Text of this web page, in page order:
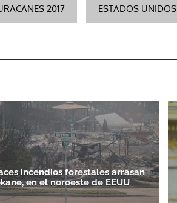
2017 ESTADOS UNIDOS
incendios forestales arrasan
en el noroeste de EEUU